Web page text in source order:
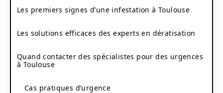
Les premiers signes d’une infestation à Toulouse
Les solutions efficaces des experts en dératisation
Quand contacter des spécialistes pour des urgences
à Toulouse
Cas pratiques d’urgence